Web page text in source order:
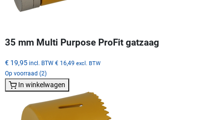
35 mm Multi Purpose ProFit gatzaag
€ 19,95 incl. BTW € 16,49 excl. BTW
Op voorraad (2)
In winkelwagen